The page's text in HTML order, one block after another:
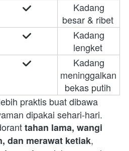
besar & ribet
lengket
meninggalkan
bekas putih
praktis buat dibawa
dipakai sehari-hari.
tahan lama, wangi
dan merawat ketiak